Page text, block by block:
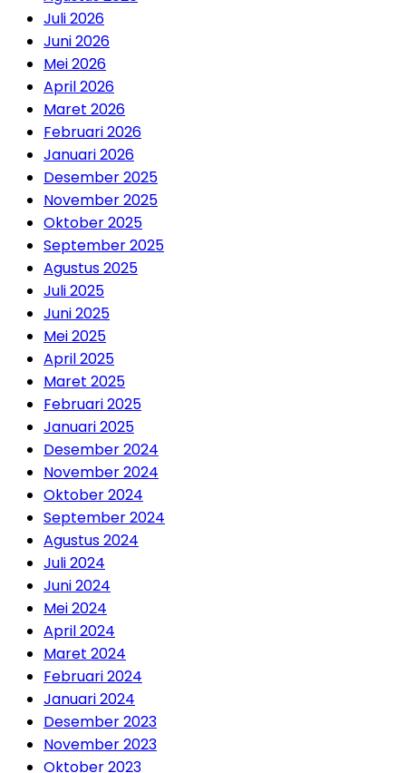
Juli 2026
Juni 2026
Mei 2026
April 2026
Maret 2026
Februari 2026
Januari 2026
Desember 2025
November 2025
Oktober 2025
September 2025
Agustus 2025
Juli 2025
Juni 2025
Mei 2025
April 2025
Maret 2025
Februari 2025
Januari 2025
Desember 2024
November 2024
Oktober 2024
September 2024
Agustus 2024
Juli 2024
Juni 2024
Mei 2024
April 2024
Maret 2024
Februari 2024
Januari 2024
Desember 2023
November 2023
Oktober 2023